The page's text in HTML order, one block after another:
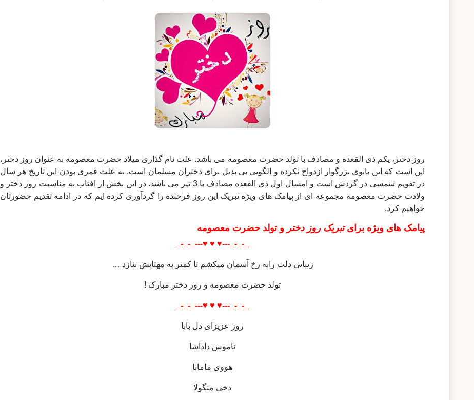
روز دختر، یکم ذی القعده و مصادف با تولد حضرت معصومه می باشد. علت نام گذاری میلاد حضرت معصومه به عنوان روز دختر،
این است که این بانوی بزرگوار ازدواج نکرده و الگویی بی بدیل برای دختران مسلمان است. به علت قمری بودن این تاریخ هر سال
در تقویم شمسی در گردش است و امسال اول ذی القعده مصادف با 3 تیر می باشد. در این بخش از افتاب به مناسبت روز دختر و
ولادت حضرت معصومه مجموعه ای از پیامک های ویژه تبریک این روز فرخنده را گردآوری کرده ایم که در ادامه تقدیم حضورتان
خواهیم کرد.
پیامک های ویژه برایتبریک روز دختر و تولد حضرت معصومه
_-_-_---♥️ ♥️ ♥️---_-_-_
زیبایی دلت رابه رخ آسمان میکشم تا کمتر به مهتابش بنازد …
تولد حضرت معصومه و روز دختر مبارک !
_-_-_---♥️ ♥️ ♥️---_-_-_
روز عزیزای دل بابا
ناموس داداشا
هووی مامانا
دخی منگولا